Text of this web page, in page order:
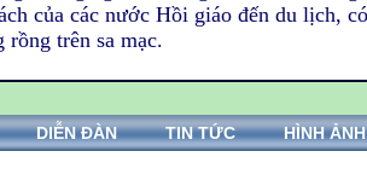
của các nước Hồi giáo đến du lịch,
rồng trên sa mạc.
DIỄN ĐÀN TIN TỨC HÌNH ẢNH